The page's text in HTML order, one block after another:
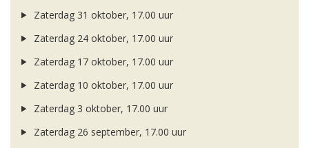
Zaterdag 31 oktober, 17.00 uur
Zaterdag 24 oktober, 17.00 uur
Zaterdag 17 oktober, 17.00 uur
Zaterdag 10 oktober, 17.00 uur
Zaterdag 3 oktober, 17.00 uur
Zaterdag 26 september, 17.00 uur